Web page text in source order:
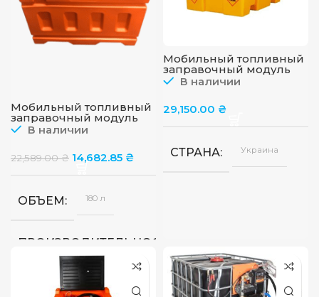
Мобильный топливный
заправочный модуль
для ДТ на 180 л, 12в, 45 л/
В наличии
22,589.00₴ 14,682.85 ₴
ОБЪЕМ 180 л
ПРОИЗВОДИТЕЛЬНОСТЬ
мин
Мобильный топливный
заправочный модуль
для ДТ на 240 л, 12 или
В наличии
29,150.00 ₴
СТРАНА Украина